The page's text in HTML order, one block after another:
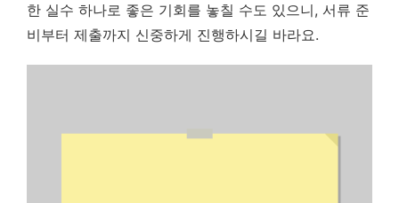
한 실수 하나로 좋은 기회를 놓칠 수도 있으니, 서류 준
비부터 제출까지 신중하게 진행하시길 바라요.